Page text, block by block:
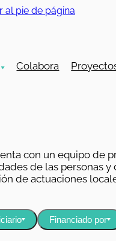
al pie de página
Colabora
con un equipo de
de las personas
de actuaciones
Financiado por